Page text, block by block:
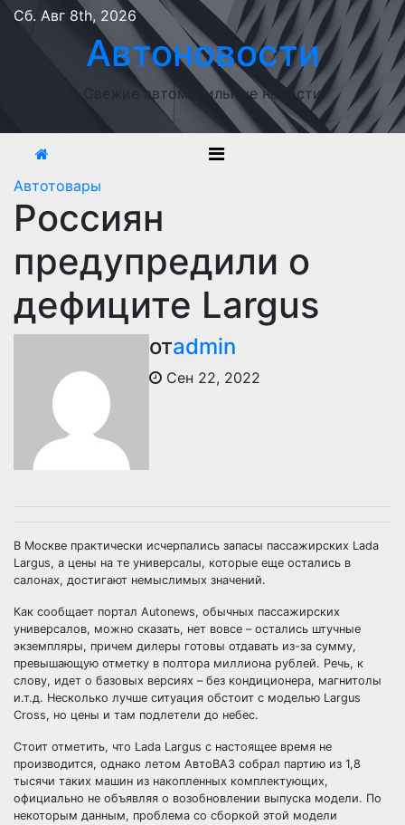
Перейти
содержимому
Сб. Авг 8th, 2026
Автоновости
Свежие автомобильные новости
Автотовары
Россиян
предупредили о
дефиците Largus
отadmin
Сен 22, 2022
В Москве практически исчерпались запасы пассажирских Lada
Largus, а цены на те универсалы, которые еще остались в
салонах, достигают немыслимых значений.
Как сообщает портал Autonews, обычных пассажирских
универсалов, можно сказать, нет вовсе – остались штучные
экземпляры, причем дилеры готовы отдавать из-за сумму,
превышающую отметку в полтора миллиона рублей. Речь, к
слову, идет о базовых версиях – без кондиционера, магнитолы
и.т.д. Несколько лучше ситуация обстоит с моделью Largus
Cross, но цены и там подлетели до небес.
Стоит отметить, что Lada Largus с настоящее время не
производится, однако летом АвтоВАЗ собрал партию из 1,8
тысячи таких машин из накопленных комплектующих,
официально не объявляя о возобновлении выпуска модели. По
некоторым данным, проблема со сборкой этой модели